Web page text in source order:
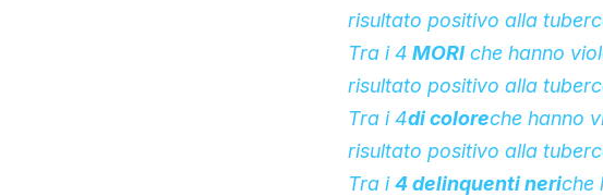
risultato positivo alla
Tra i 4 MORIche hanno
risultato positivo alla
Tra i 4di coloreche hanno
risultato positivo alla
Tra i4delinquenti neriche